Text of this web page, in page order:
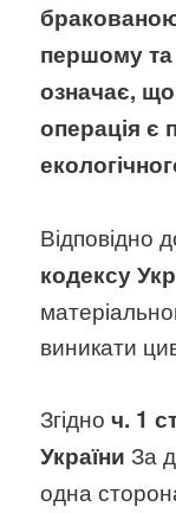
першому та
означає,
операція є
Відповідно
кодексу
виникати
Згідноч. 1
України За
одна